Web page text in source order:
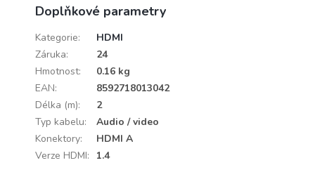
Doplňkové parametry
Kategorie:
HDMI
Záruka:
24
Hmotnost:
0.16 kg
EAN:
8592718013042
Délka (m):
2
Typ kabelu:
Audio / video
Konektory:
HDMI A
Verze HDMI: 1.4